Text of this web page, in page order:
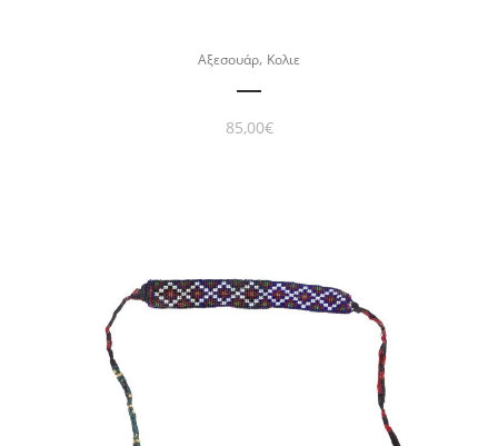
Αξεσουάρ, Κολιε
85,00€